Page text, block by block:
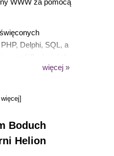
WWW za pomocą
Delphi, SQL, a
Wykładowca na
wszystkim na projekt
wspomniany serwis.
więcej »
Boduch
Helion